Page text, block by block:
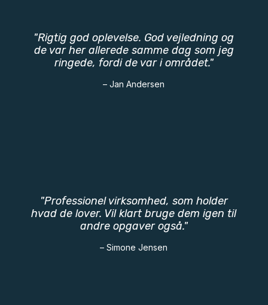
"Rigtig god oplevelse. God vejledning og
de var her allerede samme dag som jeg
ringede, fordi de var i området."
– Jan Andersen
"Professionel virksomhed, som holder
hvad de lover. Vil klart bruge dem igen til
andre opgaver også."
– Simone Jensen